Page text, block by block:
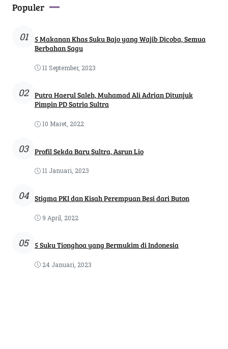
Populer
01
5 Makanan Khas Suku Bajo yang Wajib Dicoba, Semua
Berbahan Sagu
11 September, 2023
02
Putra Haerul Saleh, Muhamad Ali Adrian Ditunjuk
Pimpin PD Satria Sultra
10 Maret, 2022
03 Profil Sekda Baru Sultra, Asrun Lio
11 Januari, 2023
04 Stigma PKI dan Kisah Perempuan Besi dari Buton
9 April, 2022
05 5 Suku Tionghoa yang Bermukim di Indonesia
24 Januari, 2023